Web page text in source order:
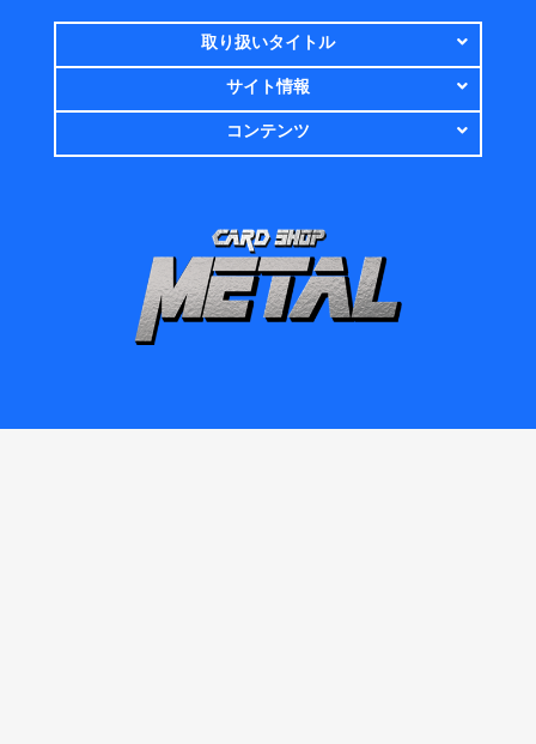
取り扱いタイトル
サイト情報
コンテンツ